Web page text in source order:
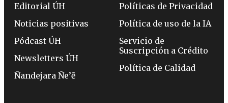
Editorial ÚH
Noticias positivas
Pódcast ÚH
Newsletters ÚH
Ñandejara Ñe’ẽ
Políticas de Privacidad
Política de uso de la IA
Servicio de
Suscripción a Crédito
Política de Calidad